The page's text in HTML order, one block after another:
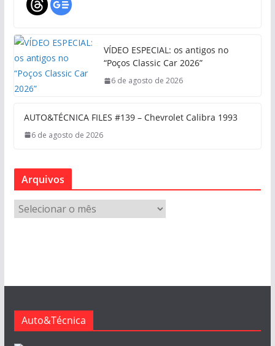
VÍDEO ESPECIAL: os antigos no
“Poços Classic Car 2026”
6 de agosto de 2026
AUTO&TÉCNICA FILES #139 – Chevrolet Calibra 1993
6 de agosto de 2026
Arquivos
r
s
Auto&Técnica